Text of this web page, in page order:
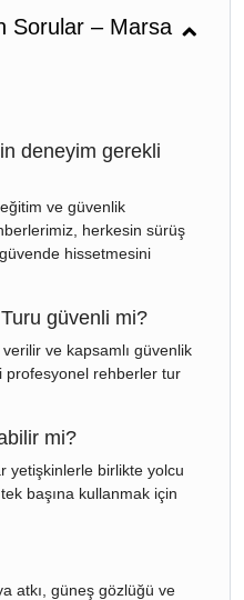
Sorular – Marsa
deneyim gerekli
ve güvenlik
herkesin sürüş
hissetmesini
güvenli mi?
verilir ve kapsamlı güvenlik
profesyonel rehberler tur
mi?
yetişkinlerle birlikte yolcu
başına kullanmak için
atkı, güneş gözlüğü ve